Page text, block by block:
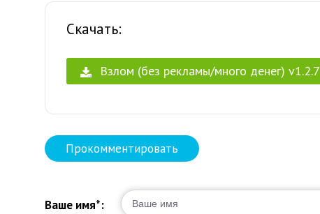
Скачать:
Взлом (без рекламы/много денег) v1.2.7
Прокомментировать
Ваше имя*: